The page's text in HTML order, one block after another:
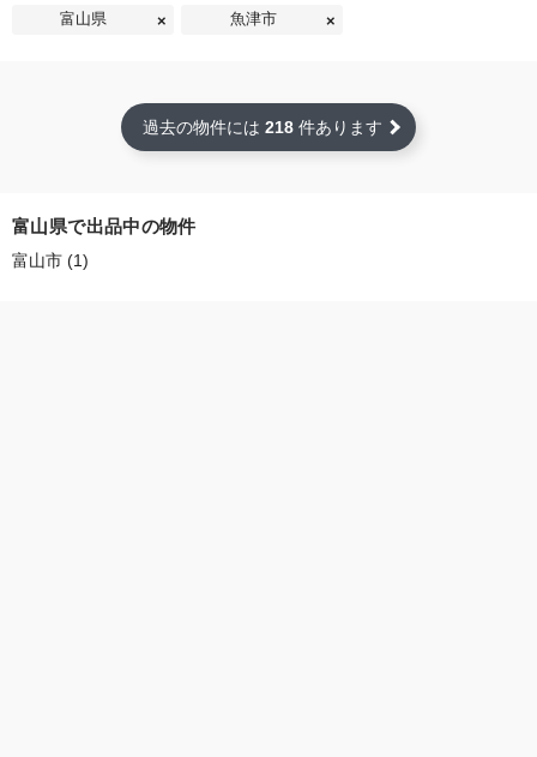
富山県 魚津市
過去の物件には 218 件あります
富山県で出品中の物件
富山市 (1)